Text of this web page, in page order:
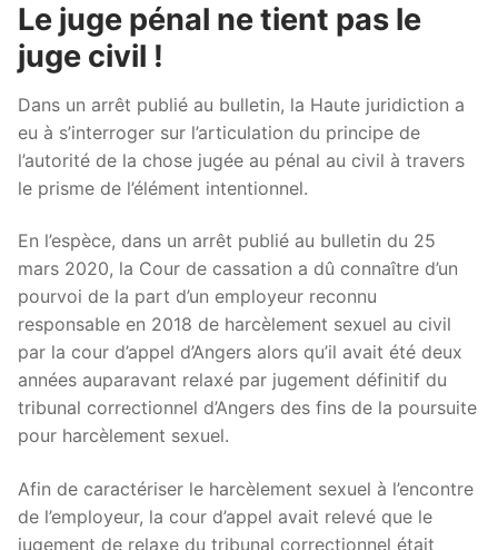
Le juge pénal ne tient pas le
juge civil !
Dans un arrêt publié au bulletin, la Haute juridiction a
eu à s’interroger sur l’articulation du principe de
l’autorité de la chose jugée au pénal au civil à travers
le prisme de l’élément intentionnel.
En l’espèce, dans un arrêt publié au bulletin du 25
mars 2020, la Cour de cassation a dû connaître d’un
pourvoi de la part d’un employeur reconnu
responsable en 2018 de harcèlement sexuel au civil
par la cour d’appel d’Angers alors qu’il avait été deux
années auparavant relaxé par jugement définitif du
tribunal correctionnel d’Angers des fins de la poursuite
pour harcèlement sexuel.
Afin de caractériser le harcèlement sexuel à l’encontre
de l’employeur, la cour d’appel avait relevé que le
jugement de relaxe du tribunal correctionnel était